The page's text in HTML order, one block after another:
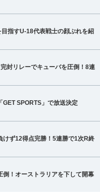
目指すU-18代表戦士の顔ぶれを紹
封リレーでキューバを圧倒！8連
SPORTS」で放送決定
けず12得点完勝！5連勝で1次R終
！オーストラリアを下して開幕